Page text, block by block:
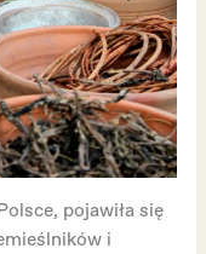
pojawiła się
i